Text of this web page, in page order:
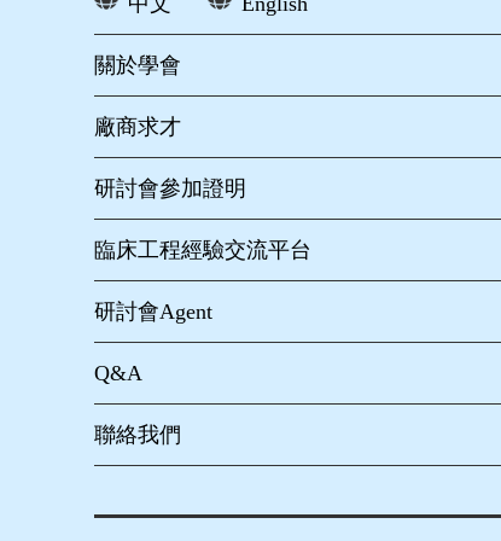
關於學會
廠商求才
研討會參加證明
臨床工程經驗交流平台
研討會Agent
Q&A
聯絡我們